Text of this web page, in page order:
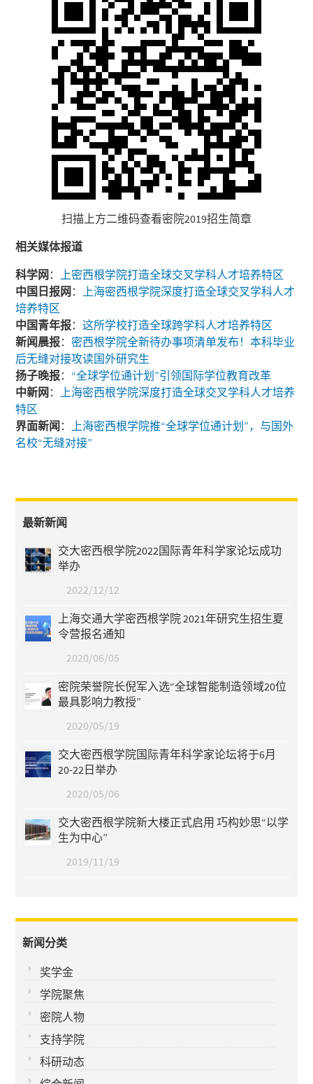
扫描上方二维码查看密院2019招生简章
相关媒体报道
科学网 ：
上密西根学院打造全球交叉学科人才培养特区
中国日报网 ：
上海密西根学院深度打造全球交叉学科人才
培养特区
中国青年报：这所学校打造全球跨学科人才培养特区
新闻晨报： 密西根学院全新待办事项清单发布！本科毕业
后无缝对接攻读国外研究生
扬子晚报： “全球学位通计划”引领国际学位教育改革
中新网 ：
上海密西根学院深度打造全球交叉学科人才培养
特区
界面新闻 ：
上海密西根学院推“全球学位通计划”，与国外
名校“无缝对接”
最新新闻
交大密西根学院2022国际青年科学家论坛成功
举办
2022/12/12
上海交通大学密西根学院 2021年研究生招生夏
令营报名通知
2020/06/05
密院荣誉院长倪军入选“全球智能制造领域20位
最具影响力教授”
2020/05/19
交大密西根学院国际青年科学家论坛将于6月
20-22日举办
2020/05/06
交大密西根学院新大楼正式启用 巧构妙思“以学
生为中心”
2019/11/19
新闻分类
奖学金
学院聚焦
密院人物
支持学院
科研动态